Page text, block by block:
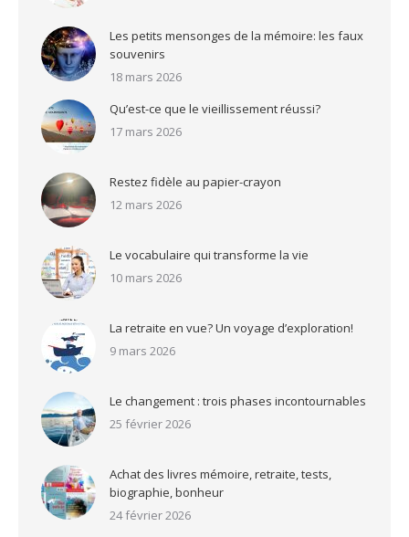
Les petits mensonges de la mémoire: les faux
souvenirs
18 mars 2026
Qu’est-ce que le vieillissement réussi?
17 mars 2026
Restez fidèle au papier-crayon
12 mars 2026
Le vocabulaire qui transforme la vie
10 mars 2026
La retraite en vue? Un voyage d’exploration!
9 mars 2026
Le changement : trois phases incontournables
25 février 2026
Achat des livres mémoire, retraite, tests,
biographie, bonheur
24 février 2026